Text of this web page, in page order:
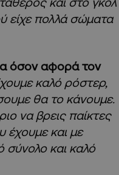
είχε πολλά σώματα
όσον αφορά τον
καλό ρόστερ,
θα το κάνουμε.
να βρεις παίκτες
έχουμε και με
σύνολο και καλό